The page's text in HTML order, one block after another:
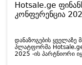
Hotsale.ge
კონფერენცია
დანაზოგების ყველაზე
პლატფორმა Hotsale.ge
2025 -ის პარტნიორი